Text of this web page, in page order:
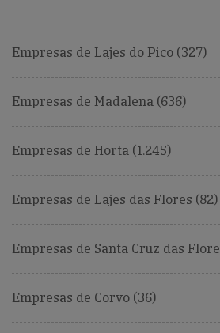
Empresas de Lajes do Pico (327)
Empresas de Madalena (636)
Empresas de Horta (1.245)
Empresas de Lajes das Flores (82)
Empresas de Santa Cruz das
Empresas de Corvo (36)